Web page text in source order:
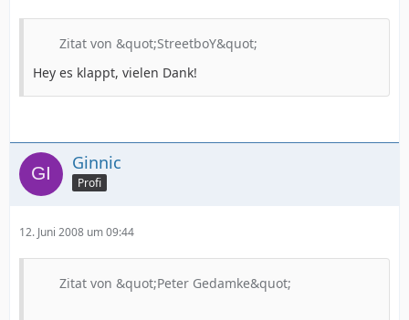
Zitat von &quot;StreetboY&quot;
Hey es klappt, vielen Dank!
Ginnic
Profi
12. Juni 2008 um 09:44
Zitat von &quot;Peter Gedamke&quot;